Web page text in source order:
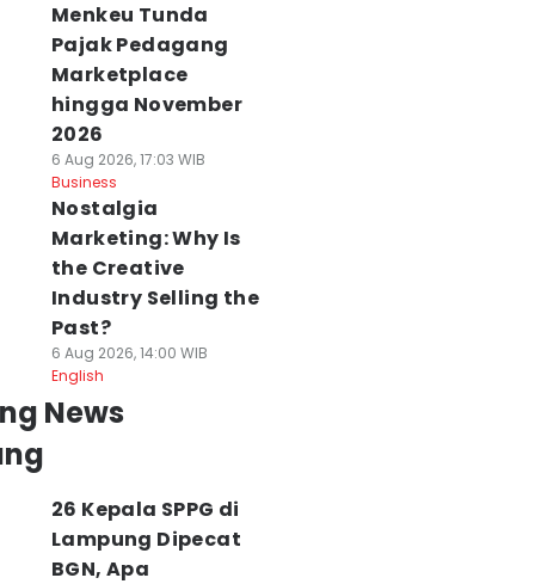
Menkeu Tunda
Pajak Pedagang
Marketplace
hingga November
2026
6 Aug 2026, 17:03 WIB
Business
Nostalgia
Marketing: Why Is
the Creative
Industry Selling the
Past?
6 Aug 2026, 14:00 WIB
English
News
26 Kepala SPPG di
Lampung Dipecat
BGN, Apa